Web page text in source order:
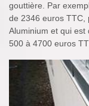
gouttière. Par
de 2346 euros TTC,
Aluminium et qui est
500 à 4700 euros